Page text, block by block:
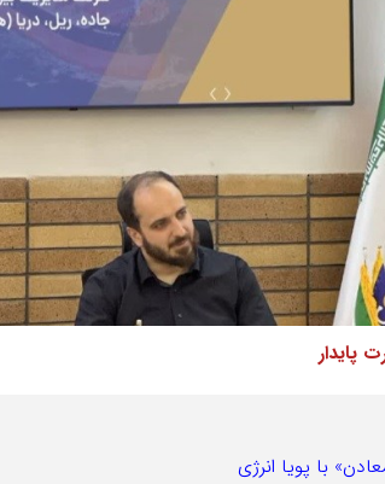
پایدار
با پویا انرژی